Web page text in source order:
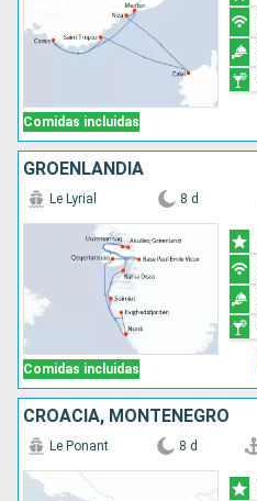
Comidas incluidas
GROENLANDIA
Comidas incluidas
Le Lyrial 8 d
CROACIA, MONTENEGRO
Le Ponant 8 d